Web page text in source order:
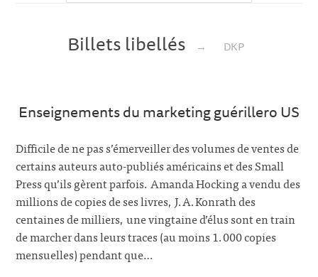
Billets libellés → DKP
Enseignements du marketing guérillero US
Difficile de ne pas s’émerveiller des volumes de ventes de
certains auteurs auto-publiés américains et des Small
Press qu’ils gèrent parfois. Amanda Hocking a vendu des
millions de copies de ses livres, J.A.Konrath des
centaines de milliers, une vingtaine d’élus sont en train
de marcher dans leurs traces (au moins 1.000 copies
mensuelles) pendant que…